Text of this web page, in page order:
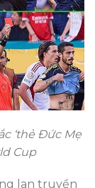
‘thẻ Đức Mẹ
Cup
lan truyền